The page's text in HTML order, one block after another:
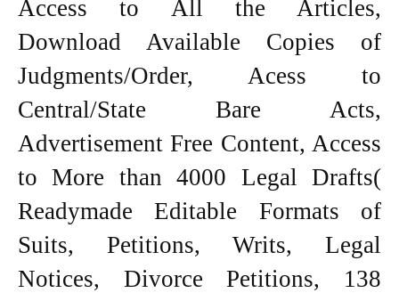
Access to All the Articles,
Download Available Copies of
Judgments/Order, Acess to
Central/State Bare Acts,
Advertisement Free Content, Access
to More than 4000 Legal Drafts(
Readymade Editable Formats of
Suits, Petitions, Writs, Legal
Notices, Divorce Petitions, 138